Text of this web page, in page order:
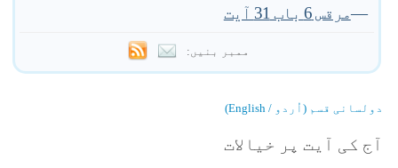
—مرقس 6 باب 31 آیت
ممبر بنیں:
دولسانی قسم (اُردو / English)
آج کی آیت پر خیالات